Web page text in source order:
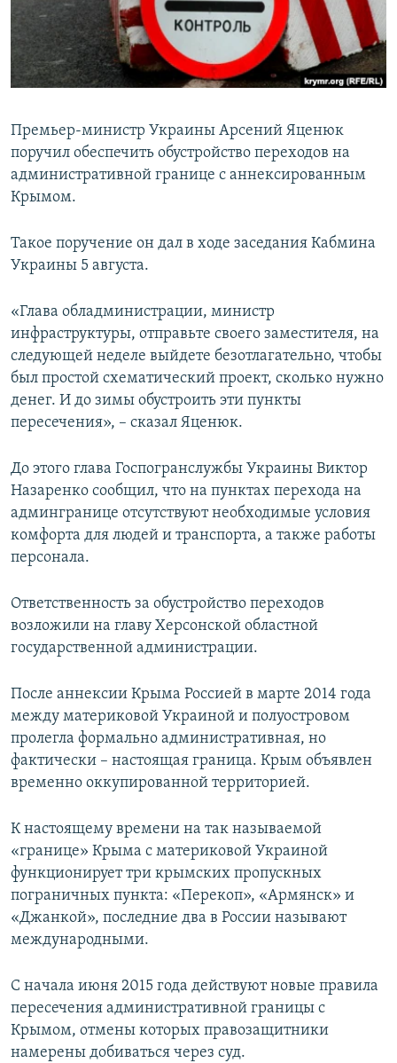
ПОБЕДИТЕЛЕЙ НЕ СУДЯТ?
КРЫМ.НЕПОКОРЕННЫЙ
ELIFBE
ПРИСОЕДИНЯЙТЕСЬ!
Все сайты RFE/RL
Премьер-министр Украины Арсений Яценюк
поручил обеспечить обустройство переходов на
административной границе с аннексированным
Крымом.
Такое поручение он дал в ходе заседания Кабмина
Украины 5 августа.
«Глава обладминистрации, министр
инфраструктуры, отправьте своего заместителя, на
следующей неделе выйдете безотлагательно, чтобы
был простой схематический проект, сколько нужно
денег. И до зимы обустроить эти пункты
пересечения», – сказал Яценюк.
До этого глава Госпогранслужбы Украины Виктор
Назаренко сообщил, что на пунктах перехода на
админгранице отсутствуют необходимые условия
комфорта для людей и транспорта, а также работы
персонала.
Ответственность за обустройство переходов
возложили на главу Херсонской областной
государственной администрации.
После аннексии Крыма Россией в марте 2014 года
между материковой Украиной и полуостровом
пролегла формально административная, но
фактически – настоящая граница. Крым объявлен
временно оккупированной территорией.
К настоящему времени на так называемой
«границе» Крыма с материковой Украиной
функционирует три крымских пропускных
пограничных пункта: «Перекоп», «Армянск» и
«Джанкой», последние два в России называют
международными.
С начала июня 2015 года действуют новые правила
пересечения административной границы с
Крымом, отмены которых правозащитники
намерены добиваться через суд.